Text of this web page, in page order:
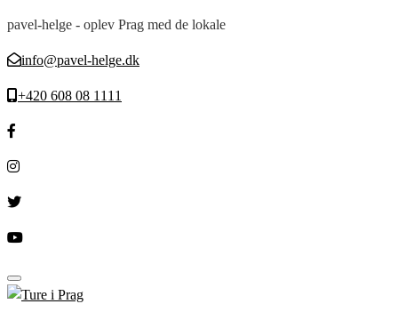
pavel-helge - oplev Prag med de lokale
info@pavel-helge.dk
+420 608 08 1111
Toggle navigation